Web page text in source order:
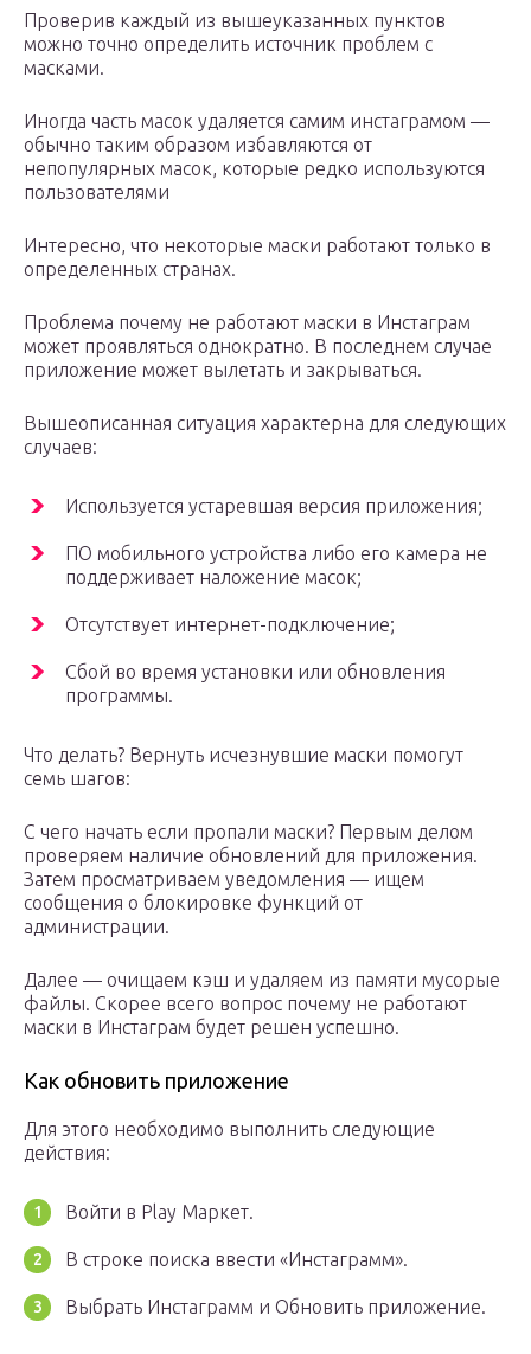
Проверив каждый из вышеуказанных пунктов
можно точно определить источник проблем с
масками.
Иногда часть масок удаляется самим инстаграмом —
обычно таким образом избавляются от
непопулярных масок, которые редко используются
пользователями
Интересно, что некоторые маски работают только в
определенных странах.
Проблема почему не работают маски в Инстаграм
может проявляться однократно. В последнем случае
приложение может вылетать и закрываться.
Вышеописанная ситуация характерна для следующих
случаев:
Используется устаревшая версия приложения;
ПО мобильного устройства либо его камера не
поддерживает наложение масок;
Отсутствует интернет-подключение;
Сбой во время установки или обновления
программы.
Что делать? Вернуть исчезнувшие маски помогут
семь шагов:
С чего начать если пропали маски? Первым делом
проверяем наличие обновлений для приложения.
Затем просматриваем уведомления — ищем
сообщения о блокировке функций от
администрации.
Далее — очищаем кэш и удаляем из памяти мусорые
файлы. Скорее всего вопрос почему не работают
маски в Инстаграм будет решен успешно.
Как обновить приложение
Для этого необходимо выполнить следующие
действия:
Войти в Play Маркет.
В строке поиска ввести «Инстаграмм».
Выбрать Инстаграмм и Обновить приложение.